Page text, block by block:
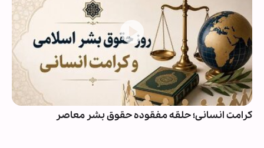
کرامت انسانی؛ حلقه مفقوده حقوق بشر معاصر